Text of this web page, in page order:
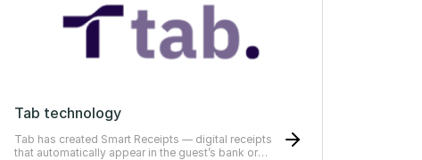
Tab technology
Tab has created Smart Receipts — digital receipts
that automatically appear in the guest’s bank or